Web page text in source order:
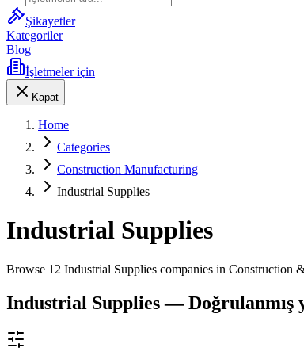
Şikayetler
Kategoriler
Blog
İşletmeler için
Kapat
Home
Categories
Construction Manufacturing
Industrial Supplies
Industrial Supplies
Browse 12 Industrial Supplies companies in Construction
Industrial Supplies — Doğrulanmış